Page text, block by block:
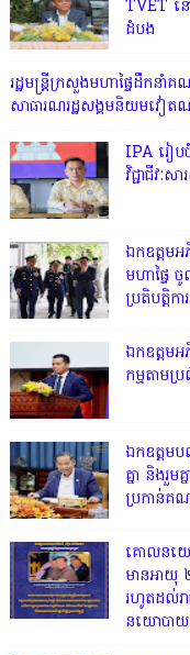
TVET ន
ដំបង
រដ្ឋមន្ត្រីក្រសួងមហាផ្ទៃដឹកនាំ
សាធារណរដ្ឋសង្គមនិយមវៀត
IPA រៀប
វិជ្ជាជីវៈស
ឯកឧត្តម
មហាផ្ទៃ
ប្រតិបត្តិក
ឯកឧត្តមអ
កម្មតាមប្
ឯកឧត្តម
គ្នា និងរួ
ប្រកាន់គ
គោលនយោ
មានអាយុ
រហូតដល់រា
នយោបាយ